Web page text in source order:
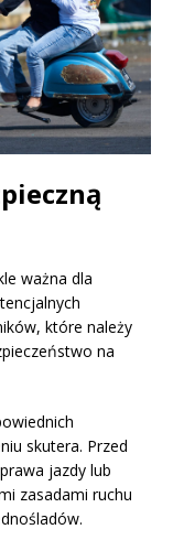
ważna dla
które należy
na
skutera. Przed
jazdy lub
zasadami ruchu